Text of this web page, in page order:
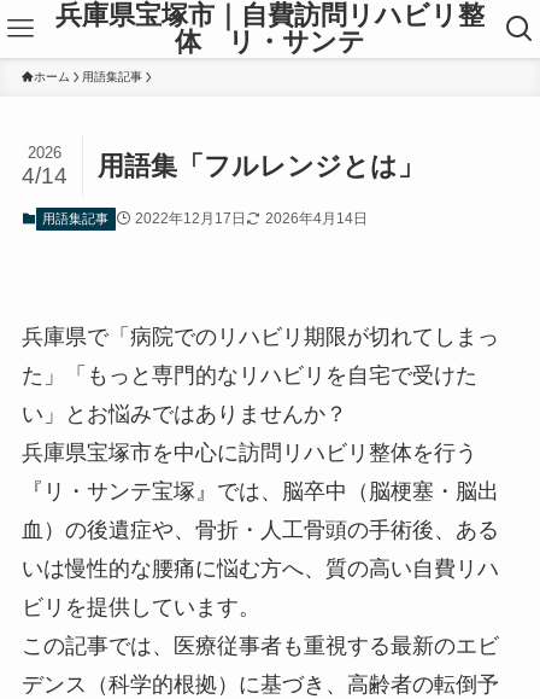
兵庫県宝塚市｜自費訪問リハビリ整
体 リ・サンテ
ホーム 用語集記事
用語集「フルレンジとは」
2026
4/14
用語集記事 2022年12月17日 2026年4月14日
兵庫県で「病院でのリハビリ期限が切れてしまっ
た」「もっと専門的なリハビリを自宅で受けた
い」とお悩みではありませんか？
兵庫県宝塚市を中心に訪問リハビリ整体を行う
『リ・サンテ宝塚』では、脳卒中（脳梗塞・脳出
血）の後遺症や、骨折・人工骨頭の手術後、ある
いは慢性的な腰痛に悩む方へ、 質の高い自費リハ
ビリ を提供しています。
この記事では、医療従事者も重視する最新のエビ
デンス（科学的根拠）に基づき、高齢者の転倒予